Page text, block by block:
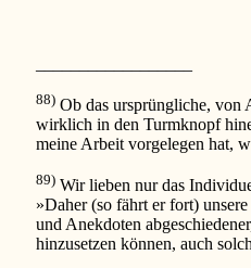
88) Ob das ursprüngliche, von
wirklich in den Turmknopf
meine Arbeit vorgelegen hat,
89) Wir lieben nur das
»Daher (so fährt er fort)
und Anekdoten
hinzusetzen können, auch